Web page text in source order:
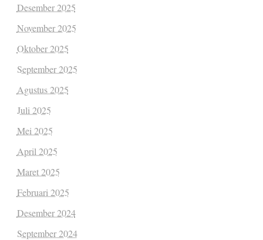
Desember 2025
November 2025
Oktober 2025
September 2025
Agustus 2025
Juli 2025
Mei 2025
April 2025
Maret 2025
Februari 2025
Desember 2024
September 2024